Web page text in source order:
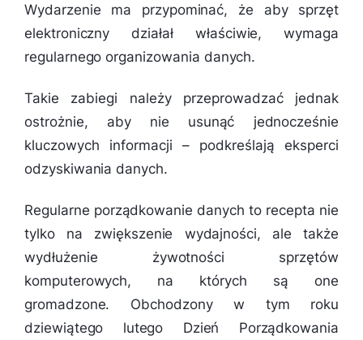
Wydarzenie ma przypominać, że aby sprzęt
elektroniczny działał właściwie, wymaga
regularnego organizowania danych.
Takie zabiegi należy przeprowadzać jednak
ostrożnie, aby nie usunąć jednocześnie
kluczowych informacji – podkreślają eksperci
odzyskiwania danych.
Regularne porządkowanie danych to recepta nie
tylko na zwiększenie wydajności, ale także
wydłużenie żywotności sprzętów
komputerowych, na których są one
gromadzone. Obchodzony w tym roku
dziewiątego lutego Dzień Porządkowania